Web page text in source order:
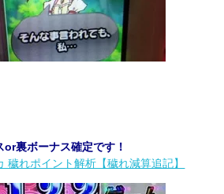
裏ボーナス確定です！
穢れポイント解析【穢れ減算追記】